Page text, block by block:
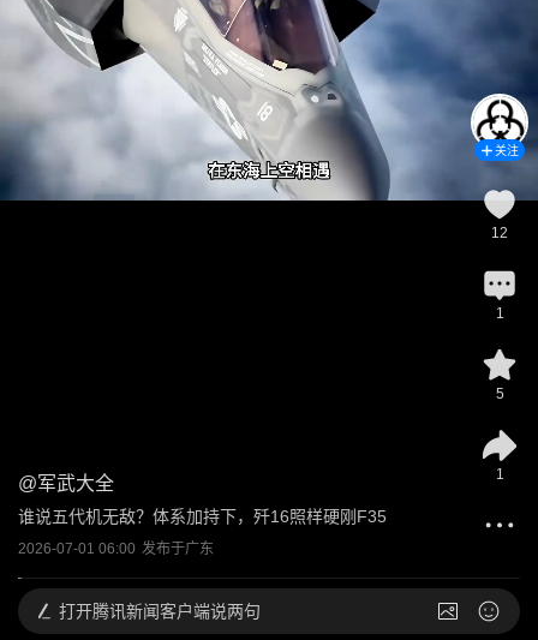
@军武大全
谁说五代机无敌？体系加持下，歼16照样硬刚F35
2026-07-01 06:00 发布于广东
关注
12
1
5
1
打开腾讯新闻客户端说两句